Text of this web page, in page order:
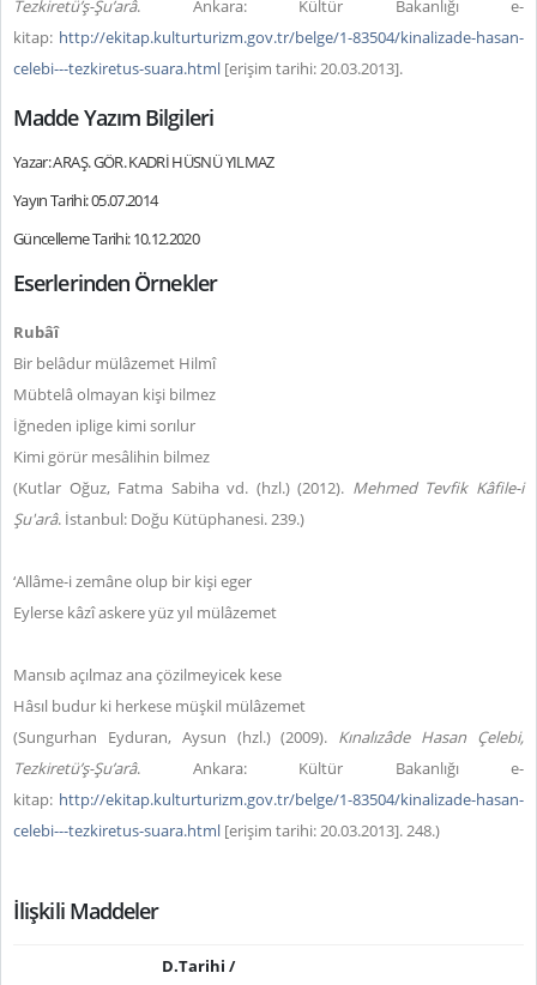
Tezkiretü’ş-Şu’arâ. Ankara: Kültür Bakanlığı e-
kitap: http://ekitap.kulturturizm.gov.tr/belge/1-83504/kinalizade-hasan-
celebi---tezkiretus-suara.html [erişim tarihi: 20.03.2013].
Madde Yazım Bilgileri
Yazar: ARAŞ. GÖR. KADRİ HÜSNÜ YILMAZ
Yayın Tarihi: 05.07.2014
Güncelleme Tarihi: 10.12.2020
Eserlerinden Örnekler
Rubâî
Bir belâdur mülâzemet Hilmî
Mübtelâ olmayan kişi bilmez
İğneden iplige kimi sorılur
Kimi görür mesâlihin bilmez
(Kutlar Oğuz, Fatma Sabiha vd. (hzl.) (2012). Mehmed Tevfik Kâfile-i
Şu'arâ. İstanbul: Doğu Kütüphanesi. 239.)
‘Allâme-i zemâne olup bir kişi eger
Eylerse kâzî askere yüz yıl mülâzemet
Mansıb açılmaz ana çözilmeyicek kese
Hâsıl budur ki herkese müşkil mülâzemet
(Sungurhan Eyduran, Aysun (hzl.) (2009). Kınalızâde Hasan Çelebi,
Tezkiretü’ş-Şu’arâ. Ankara: Kültür Bakanlığı e-
kitap: http://ekitap.kulturturizm.gov.tr/belge/1-83504/kinalizade-hasan-
celebi---tezkiretus-suara.html [erişim tarihi: 20.03.2013].248.)
İlişkili Maddeler
D.Tarihi /